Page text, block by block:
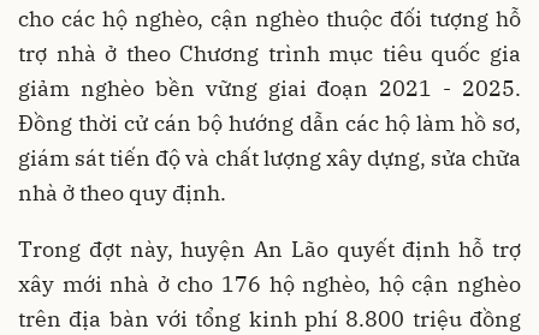
cho các hộ nghèo, cận nghèo thuộc đối tượng hỗ
trợ nhà ở theo Chương trình mục tiêu quốc gia
giảm nghèo bền vững giai đoạn 2021 - 2025.
Đồng thời cử cán bộ hướng dẫn các hộ làm hồ sơ,
giám sát tiến độ và chất lượng xây dựng, sửa chữa
nhà ở theo quy định.
Trong đợt này, huyện An Lão quyết định hỗ trợ
xây mới nhà ở cho 176 hộ nghèo, hộ cận nghèo
trên địa bàn với tổng kinh phí 8.800 triệu đồng